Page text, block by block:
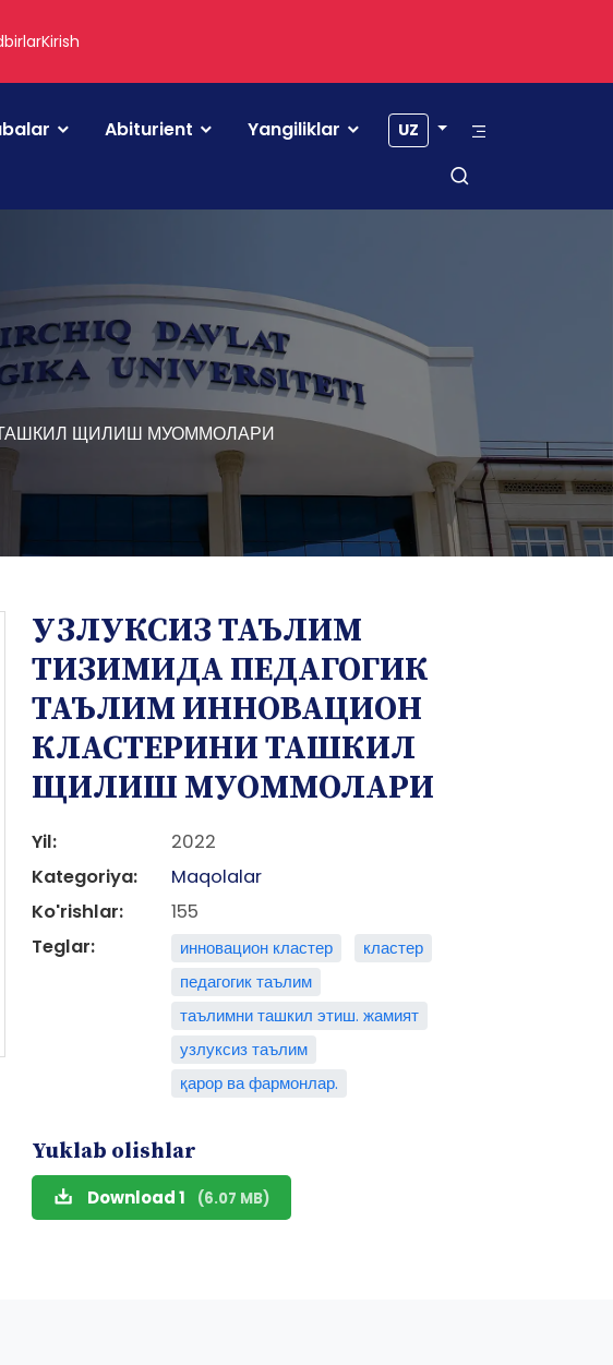
Kirish
Abiturient Yangiliklar UZ
ЩИЛИШ МУОММОЛАРИ
УЗЛУКСИЗ ТАЪЛИМ
ТИЗИМИДА ПЕДАГОГИК
ТАЪЛИМ ИННОВАЦИОН
КЛАСТЕРИНИ ТАШКИЛ
ЩИЛИШ МУОММОЛАРИ
Yil:
2022
Kategoriya:
Maqolalar
Ko'rishlar:
155
Teglar:
инновацион кластер
кластер
педагогик таълим
таълимни ташкил этиш. жамият
узлуксиз таълим
қарор ва фармонлар.
Yuklab olishlar
Download 1 (6.07 MB)